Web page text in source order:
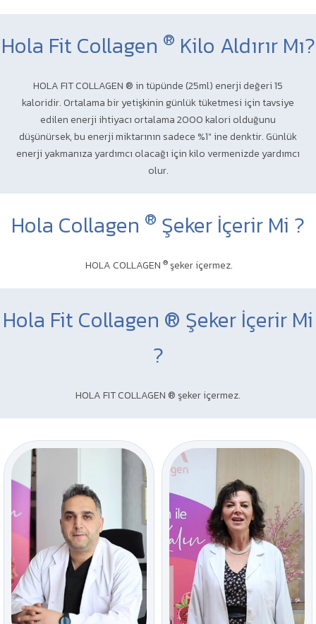
Hola Fit Collagen ® Kilo Aldırır Mı?
HOLA FIT COLLAGEN ® in tüpünde (25ml) enerji değeri 15
kaloridir. Ortalama bir yetişkinin günlük tüketmesi için tavsiye
edilen enerji ihtiyacı ortalama 2000 kalori olduğunu
düşünürsek, bu enerji miktarının sadece %1" ine denktir. Günlük
enerji yakmanıza yardımcı olacağı için kilo vermenizde yardımcı
olur.
Hola Collagen ® Şeker İçerir Mi ?
HOLA COLLAGEN ®şeker içermez.
Hola Fit Collagen ® Şeker İçerir Mi
?
HOLA FIT COLLAGEN ® şeker içermez.